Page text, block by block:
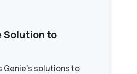
Solution to
Genie’s solutions to